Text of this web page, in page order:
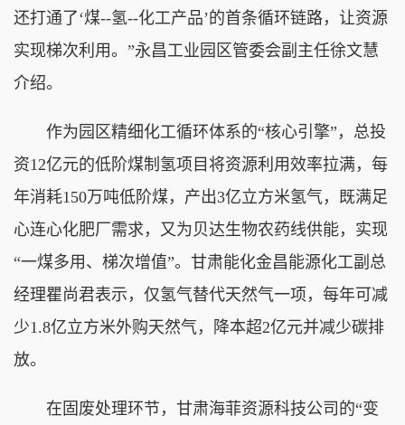
还打通了‘煤--氢--化工产品’的首条循环链路，让资源
实现梯次利用。”永昌工业园区管委会副主任徐文慧
介绍。
作为园区精细化工循环体系的“核心引擎”，总投
资12亿元的低阶煤制氢项目将资源利用效率拉满，每
年消耗150万吨低阶煤，产出3亿立方米氢气，既满足
心连心化肥厂需求，又为贝达生物农药线供能，实现
“一煤多用、梯次增值”。甘肃能化金昌能源化工副总
经理瞿尚君表示，仅氢气替代天然气一项，每年可减
少1.8亿立方米外购天然气，降本超2亿元并减少碳排
放。
在固废处理环节，甘肃海菲资源科技公司的“变